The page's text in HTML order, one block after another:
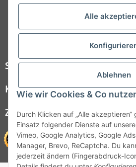
Alle
Ablehnen
Wie wir Cookies & Co
Durch Klicken auf „Alle
Einsatz folgender Dienste auf
Vimeo, Google Analytics, Google
Manager, Brevo, ReCaptcha. Du
jederzeit ändern (Fingerabdruck-
Folgt uns auf
Steelboxx
Kundenservice
Zahlungsmöglichkeiten